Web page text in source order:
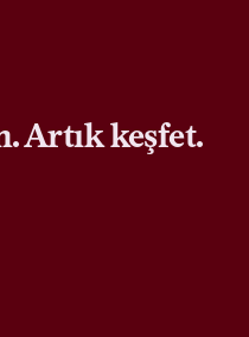
Artık keşfet.